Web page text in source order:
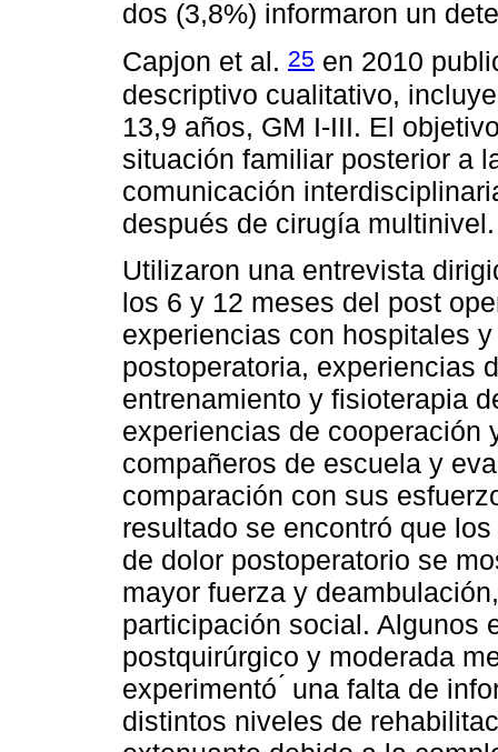
dos (3,8%) informaron un
Capjon et al. 25 en 2010
descriptivo cualitativo,
13,9 años, GM I-III. El
situación familiar posterior a
comunicación
después de cirugía multinivel.
Utilizaron una entrevista
los 6 y 12 meses del post
experiencias con hospitales
postoperatoria, experiencias
entrenamiento y fisioterapia
experiencias de cooperación
compañeros de escuela y
comparación con sus
resultado se encontró que
de dolor postoperatorio se
mayor fuerza y
participación social. Algunos
postquirúrgico y moderada
experimentó ́ una falta de
distintos niveles de